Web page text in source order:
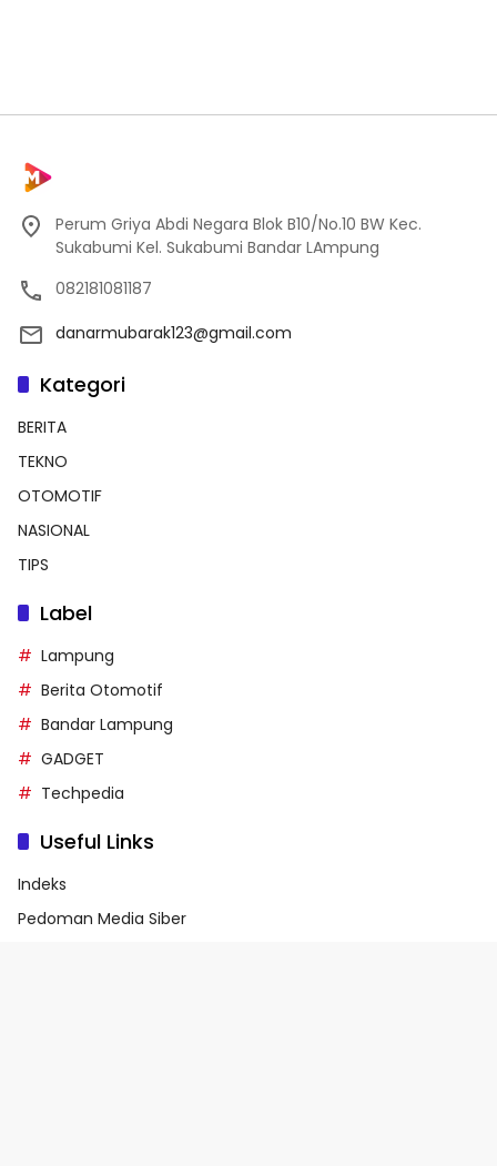
Perum Griya Abdi Negara Blok B10/No.10 BW Kec.
Sukabumi Kel. Sukabumi Bandar LAmpung
082181081187
danarmubarak123@gmail.com
Kategori
BERITA
TEKNO
OTOMOTIF
NASIONAL
TIPS
Label
Lampung
Berita Otomotif
Bandar Lampung
GADGET
Techpedia
Useful Links
Indeks
Pedoman Media Siber